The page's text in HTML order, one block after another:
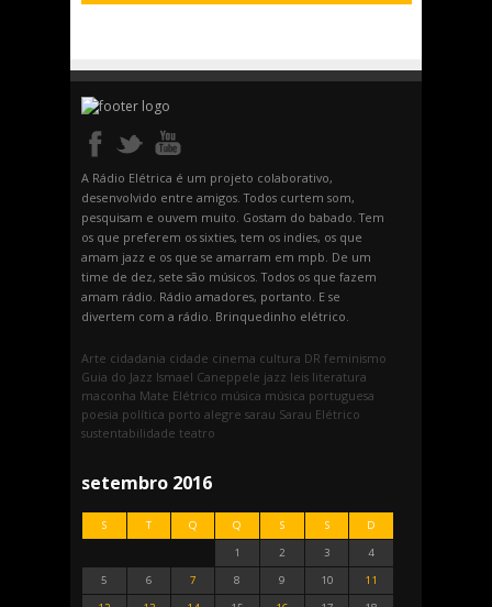
A Rádio Elétrica é um projeto colaborativo,
desenvolvido entre amigos. Todos curtem som,
pesquisam e ouvem muito. Gostam do babado. Tem
os que preferem os sixties, tem os indies, os que
amam jazz e os que se amarram em mpb. De um
time de dez, sete são músicos. Todos os que fazem
amam rádio. Rádio amadores, portanto. E se
divertem com a rádio. Brinquedinho elétrico.
Arte cidadania cidade cinema cultura DR feminismo
Guia do Jazz Ismael Caneppele jazz leis literatura
maconha Mate Elétrico música música portuguesa
poesia política porto alegre sarau Sarau Elétrico
sustentabilidade teatro
setembro 2016
S T Q Q S S
D
1
2 3
4
5
6 7 8 9 10
11